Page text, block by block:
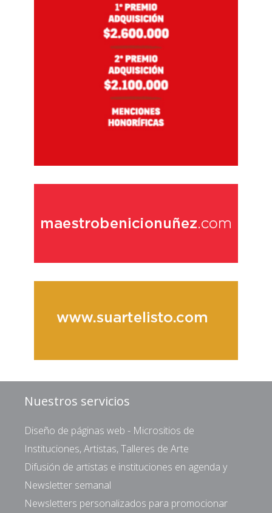
Nuestros servicios
Diseño de páginas web - Micrositios de
Instituciones, Artistas, Talleres de Arte
Difusión de artistas e instituciones en agenda y
Newsletter semanal
Newsletters personalizados para promocionar